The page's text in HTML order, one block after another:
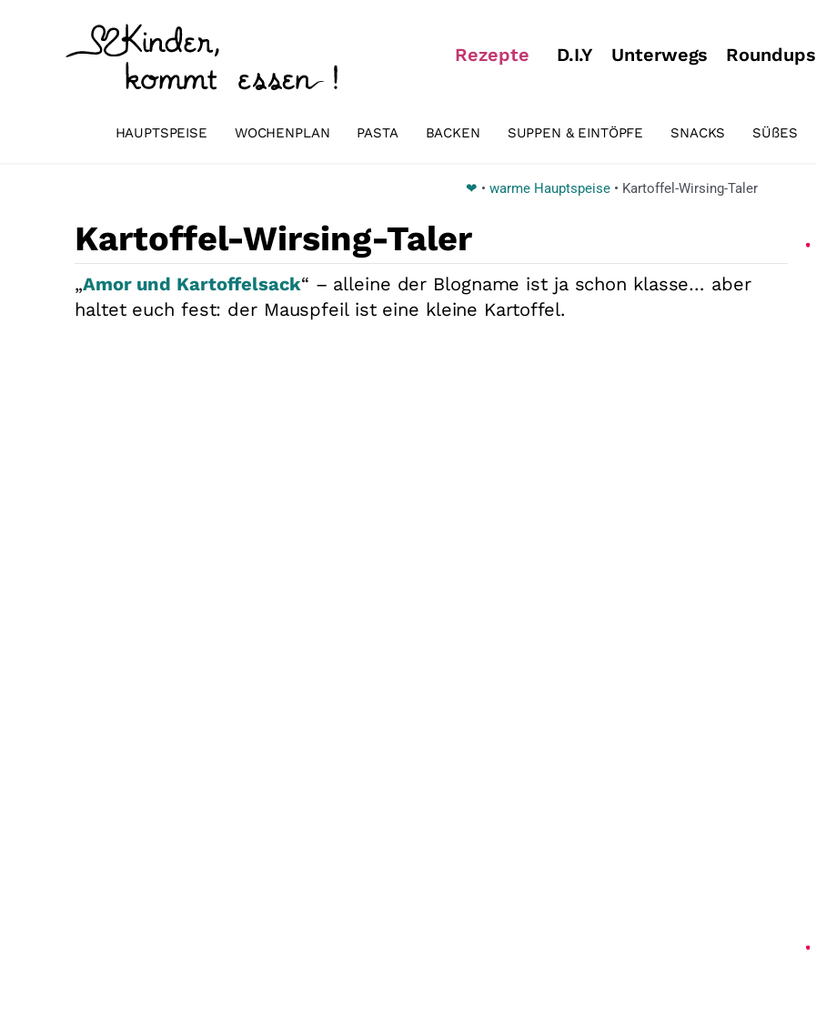
Rezepte D.I.Y Unterwegs Roundups
HAUPTSPEISE WOCHENPLAN PASTA BACKEN SUPPEN & EINTÖPFE SNACKS SÜßES
❤ • warme Hauptspeise• Kartoffel-Wirsing-Taler
Kartoffel-Wirsing-Taler
„Amor und Kartoffelsack“ – alleine der Blogname ist ja schon klasse… aber
haltet euch fest: der Mauspfeil ist eine kleine Kartoffel.